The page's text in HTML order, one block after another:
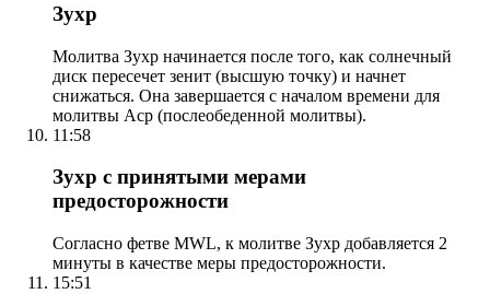
Зухр
Молитва Зухр начинается после того, как солнечный
диск пересечет зенит (высшую точку) и начнет
снижаться. Она завершается с началом времени для
молитвы Аср (послеобеденной молитвы).
11:58
Зухр с принятыми мерами
предосторожности
Согласно фетве MWL, к молитве Зухр добавляется 2
минуты в качестве меры предосторожности.
15:51